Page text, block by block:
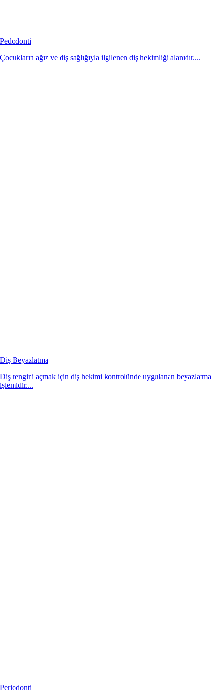
Pedodonti
Çocukların ağız ve diş sağlığıyla ilgilenen diş hekimliği alanıdır....
Diş Beyazlatma
Diş rengini açmak için diş hekimi kontrolünde uygulanan beyazlatma
işlemidir....
Periodonti